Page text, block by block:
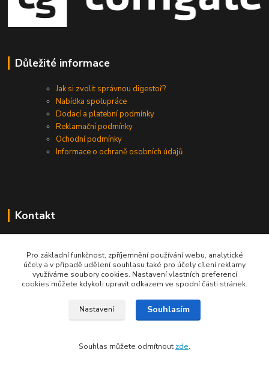
Důležité informace
Jak si zvolit správnou digestoř?
Nabídka spolupráce
Dodací a platební podmínky
Reklamační podmínky
Ochodní podmínky
Informace o ochraně osobních údajů
Kontakt
info@gastrodigestore.cz
Pro základní funkčnost, zpříjemnění používání webu, analytické
účely a v případě udělení souhlasu také pro účely cílení reklamy
využíváme soubory cookies. Nastavení vlastních preferencí
cookies můžete kdykoli upravit odkazem ve spodní části stránek.
Nastavení Souhlasím
Souhlas můžete odmítnout zde.